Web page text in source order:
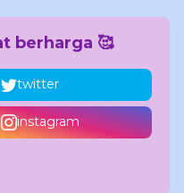
berharga 🥰
twitter
instagram